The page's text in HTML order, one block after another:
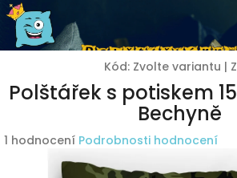
Přejít
na
obsah
Kód: Zvolte variantu |
Polštářek s potiskem
Bechyně
Průměrné
1 hodnocení Podrobnosti hodnocení